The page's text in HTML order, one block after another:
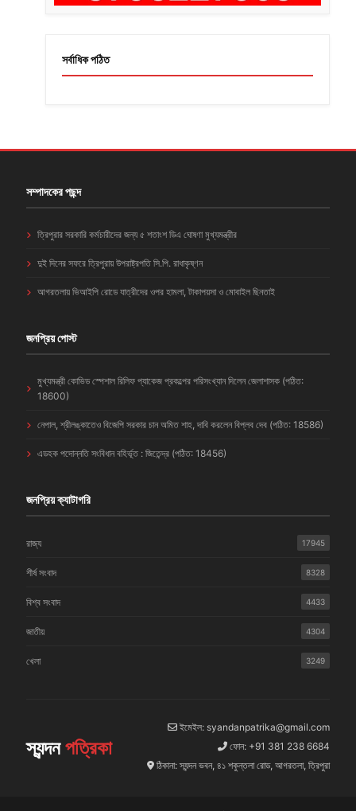
সর্বাধিক পঠিত
সম্পাদকের পছন্দ
ত্রিপুরার সরকারি কর্মচারীদের জন্য ৫ শতাংশ ডিএ ঘোষণা মুখ্যমন্ত্রীর
দুই দিনের সফরে ত্রিপুরায় উপরাষ্ট্রপতি সি.পি. রাধাকৃষ্ণন
আগরতলায় ভিআইপি রোডে যাত্রীদের ওপর হামলা, টাকাপয়সা ও মোবাইল ছিনতাই
জনপ্রিয় পোস্ট
মুখ্যমন্ত্রী কোভিড স্পেশাল রিলিফ প্যাকেজ প্রকল্পের পরিসংখ্যান দিলেন জেলাশাসক (পঠিত:
18600)
নেপাল, শ্রীলঙ্কাতেও বিজেপি সরকার চান অমিত শাহ, দাবি করলেন বিপ্লব দেব (পঠিত: 18586)
এডহক পদোন্নতি সংবিধান বহির্ভূত : জিতেন্দ্র (পঠিত: 18456)
জনপ্রিয় ক্যাটাগরি
রাজ্য 17945
শীর্ষ সংবাদ 8328
বিশ্ব সংবাদ 4433
জাতীয় 4304
খেলা 3249
স্যন্দনপত্রিকা
ইমেইল: syandanpatrika@gmail.com
ফোন: +91 381 238 6684
ঠিকানা: স্যন্দন ভবন, ৪১ শকুন্তলা রোড, আগরতলা, ত্রিপুরা